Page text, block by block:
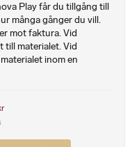
Play får du tillgång till
många gånger du vill.
mot faktura. Vid
till materialet. Vid
inom en